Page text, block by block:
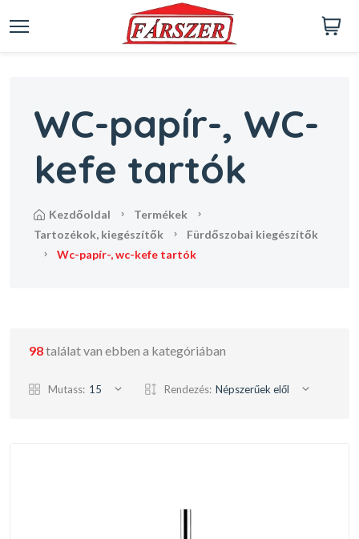
WC-papír-, WC-
kefe tartók
kezdőoldal
termékek
tartozékok, kiegészítők
fürdőszobai kiegészítők
wc-papír-, wc-kefe tartók
98találat van ebben a kategóriában
Mutass: 15 Rendezés: Népszerűek elől